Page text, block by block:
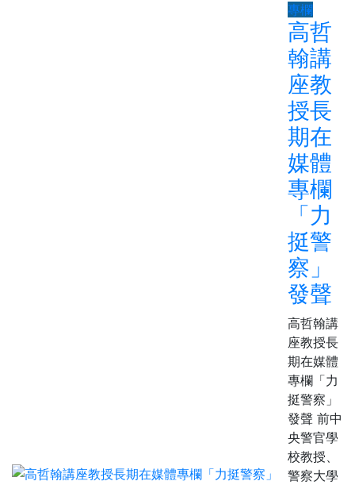
專欄
高哲
翰講
座教
授長
期在
媒體
專欄
「力
挺警
察」
發聲
高哲翰講
座教授長
期在媒體
專欄「力
挺警察」
發聲 前中
央警官學
校教授、
警察大學